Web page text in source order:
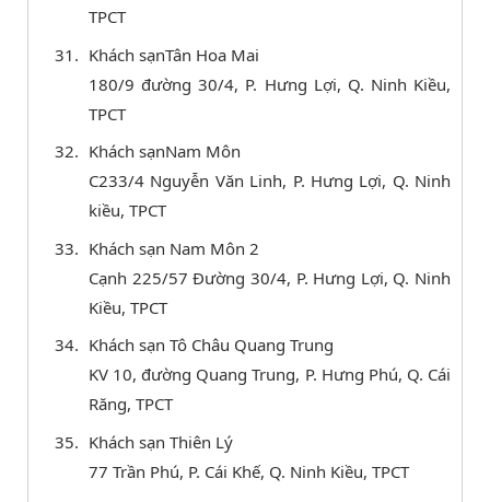
TPCT
Khách sạnTân Hoa Mai
180/9 đường 30/4, P. Hưng Lợi, Q. Ninh Kiều,
TPCT
Khách sạnNam Môn
C233/4 Nguyễn Văn Linh, P. Hưng Lợi, Q. Ninh
kiều, TPCT
Khách sạn Nam Môn 2
Cạnh 225/57 Đường 30/4, P. Hưng Lợi, Q. Ninh
Kiều, TPCT
Khách sạn Tô Châu Quang Trung
KV 10, đường Quang Trung, P. Hưng Phú, Q. Cái
Răng, TPCT
Khách sạn Thiên Lý
77 Trần Phú, P. Cái Khế, Q. Ninh Kiều, TPCT